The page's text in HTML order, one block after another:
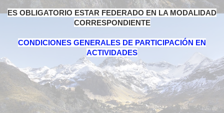
ES OBLIGATORIO ESTAR FEDERADO EN LA MODALIDAD
CORRESPONDIENTE
CONDICIONES GENERALES DE PARTICIPACIÓN EN
ACTIVIDADES